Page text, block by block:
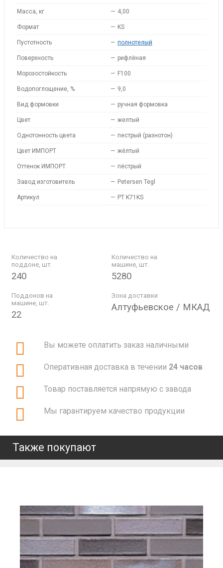
Масса, кг — 4,00
Формат — KS
Пустотность — полнотелый
Поверхность — рифлёная
Морозостойкость — F100
Водопоглощение, % — 9,0
Вид формовки — ручная формовка
Цвет — желтый
Однотонность цвета — пестрый (разнотон)
Цвет ИМПОРТ — жёлтый
Оттенок ИМПОРТ — пёстрый
Завод изготовитель — Petersen Tegl
Артикул — PT K71KS
Количество на
поддоне, шт.
240
Количество на
машине, шт.
5280
Поддонов на
машине, шт.
22
Зона доставки
Алтуфьевское / МКАД
Вы можете оплатить заказ наличными
Оперативная доставка в течении 24 часов
Товар поставляется напрямую с завода
Мы гарантируем качество продукции
Также покупают